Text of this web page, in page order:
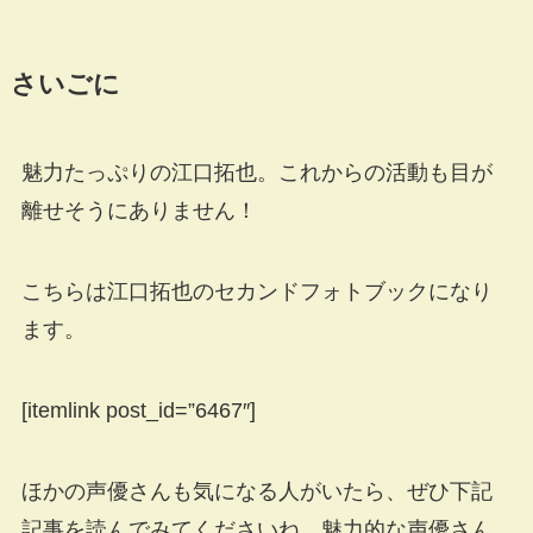
さいごに
魅力たっぷりの江口拓也。これからの活動も目が
離せそうにありません！
こちらは江口拓也のセカンドフォトブックになり
ます。
[itemlink post_id=”6467″]
ほかの声優さんも気になる人がいたら、ぜひ下記